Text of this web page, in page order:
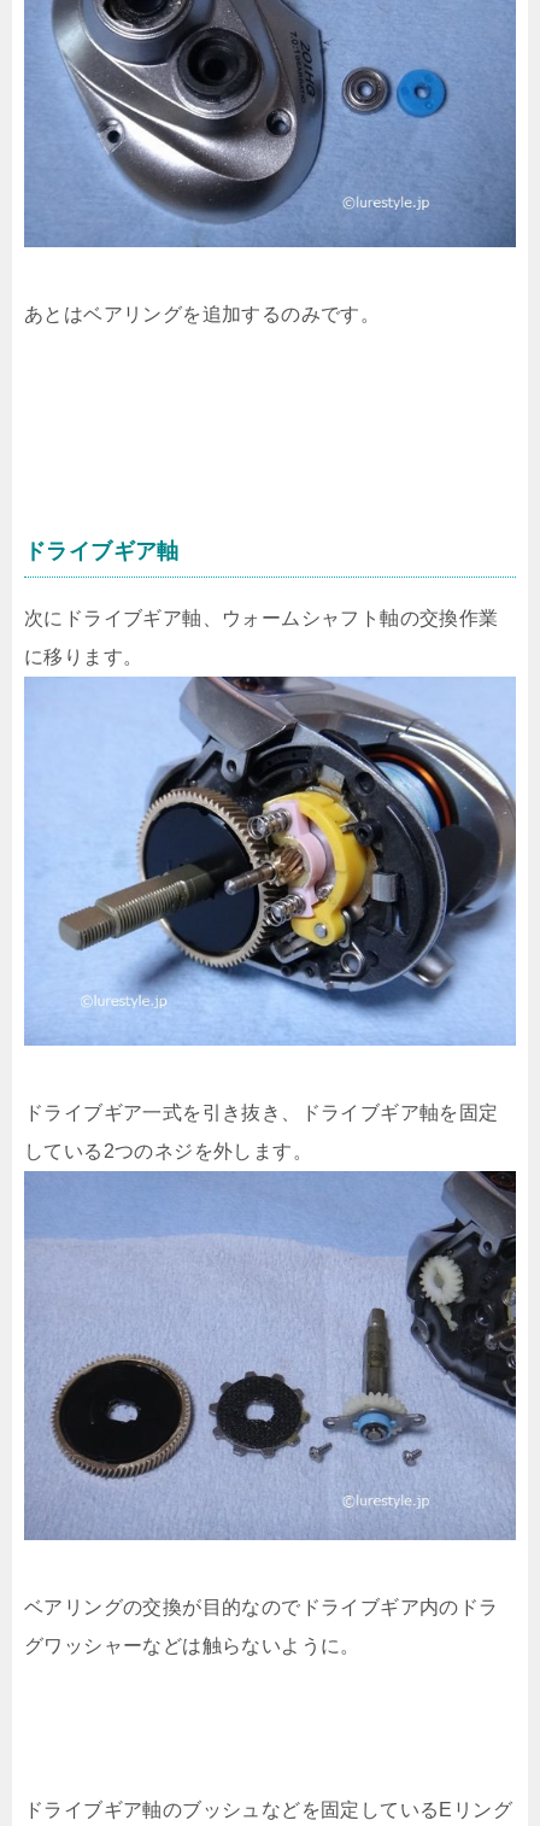
あとはベアリングを追加するのみです。
ドライブギア軸
次にドライブギア軸、ウォームシャフト軸の交換作業
に移ります。
ドライブギア一式を引き抜き、ドライブギア軸を固定
している2つのネジを外します。
ベアリングの交換が目的なのでドライブギア内のドラ
グワッシャーなどは触らないように。
ドライブギア軸のブッシュなどを固定しているEリング